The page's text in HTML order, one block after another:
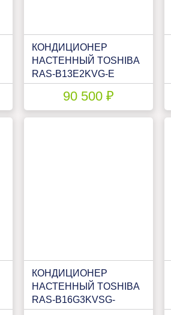
КОНДИЦИОНЕР
НАСТЕННЫЙ TOSHIBA
RAS-B13E2KVG-E
90 500 ₽
КОНДИЦИОНЕР
НАСТЕННЫЙ TOSHIBA
RAS-B16G3KVSG-